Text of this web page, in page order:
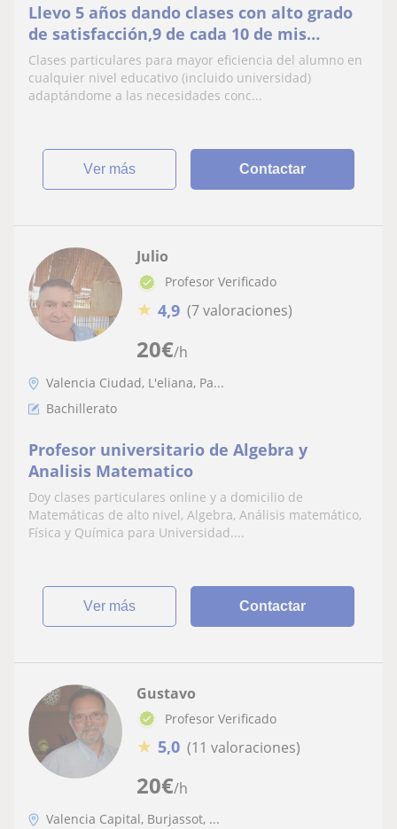
Llevo 5 años dando clases con alto grado
de satisfacción,9 de cada 10 de mis
alumnos han conseguido aprobar la
asignatura.He ofrecido apoyo tanto a
alumnos de bachiller como a chic@s en la
Clases particulares para mayor eficiencia del alumno en
cualquier nivel educativo (incluido universidad)
adaptándome a las necesidades conc...
ver más Contactar
20€/h
Julio
Profesor Verificado
★ 4,9 (7 valoraciones)
Valencia Ciudad, L'eliana, Pa...
Bachillerato
Profesor universitario de Algebra y
Analisis Matematico
Doy clases particulares online y a domicilio de
Matemáticas de alto nivel, Algebra, Análisis matemático,
Física y Química para Universidad....
ver más Contactar
20€/h
Gustavo
Profesor Verificado
★ 5,0 (11 valoraciones)
Valencia Capital, Burjassot, ...